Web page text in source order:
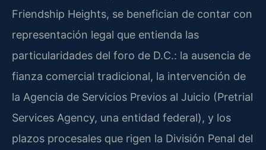
Friendship Heights, se benefician de contar con
representación legal que entienda las
particularidades del foro de D.C.: la ausencia de
fianza comercial tradicional, la intervención de
la Agencia de Servicios Previos al Juicio (Pretrial
Services Agency, una entidad federal), y los
plazos procesales que rigen la División Penal del